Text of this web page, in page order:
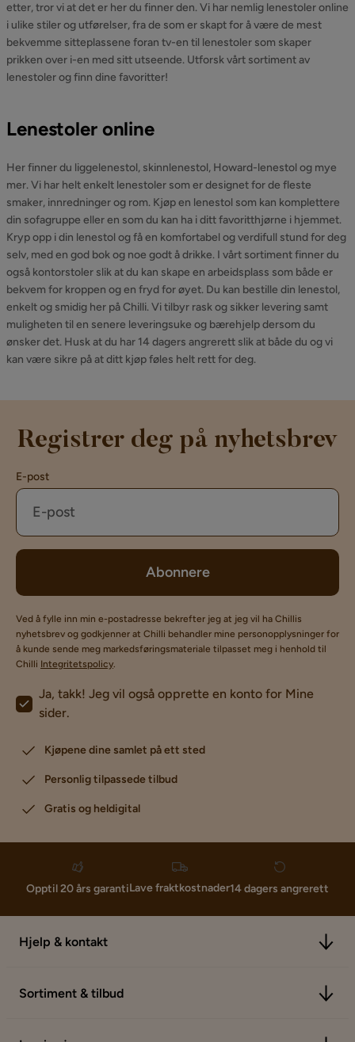
etter, tror vi at det er her du finner den. Vi har nemlig lenestoler online
i ulike stiler og utførelser, fra de som er skapt for å være de mest
bekvemme sitteplassene foran tv-en til lenestoler som skaper
prikken over i-en med sitt utseende. Utforsk vårt sortiment av
lenestoler og finn dine favoritter!
Lenestoler online
Her finner du liggelenestol, skinnlenestol, Howard-lenestol og mye
mer. Vi har helt enkelt lenestoler som er designet for de fleste
smaker, innredninger og rom. Kjøp en lenestol som kan komplettere
din sofagruppe eller en som du kan ha i ditt favoritthjørne i hjemmet.
Kryp opp i din lenestol og få en komfortabel og verdifull stund for deg
selv, med en god bok og noe godt å drikke. I vårt sortiment finner du
også kontorstoler slik at du kan skape en arbeidsplass som både er
bekvem for kroppen og en fryd for øyet. Du kan bestille din lenestol,
enkelt og smidig her på Chilli. Vi tilbyr rask og sikker levering samt
muligheten til en senere leveringsuke og bærehjelp dersom du
ønsker det. Husk at du har 14 dagers angrerett slik at både du og vi
kan være sikre på at ditt kjøp føles helt rett for deg.
Registrer deg på nyhetsbrev
E-post
Abonnere
Ved å fylle inn min e-postadresse bekrefter jeg at jeg vil ha Chillis
nyhetsbrev og godkjenner at Chilli behandler mine personopplysninger for
å kunde sende meg markedsføringsmateriale tilpasset meg i henhold til
Chilli Integritetspolicy.
Ja, takk! Jeg vil også opprette en konto for Mine
sider.
Kjøpene dine samlet på ett sted
Personlig tilpassede tilbud
Gratis og heldigital
Opptil 20 års garantiLave fraktkostnader14 dagers angrerett
Hjelp & kontakt
Sortiment & tilbud